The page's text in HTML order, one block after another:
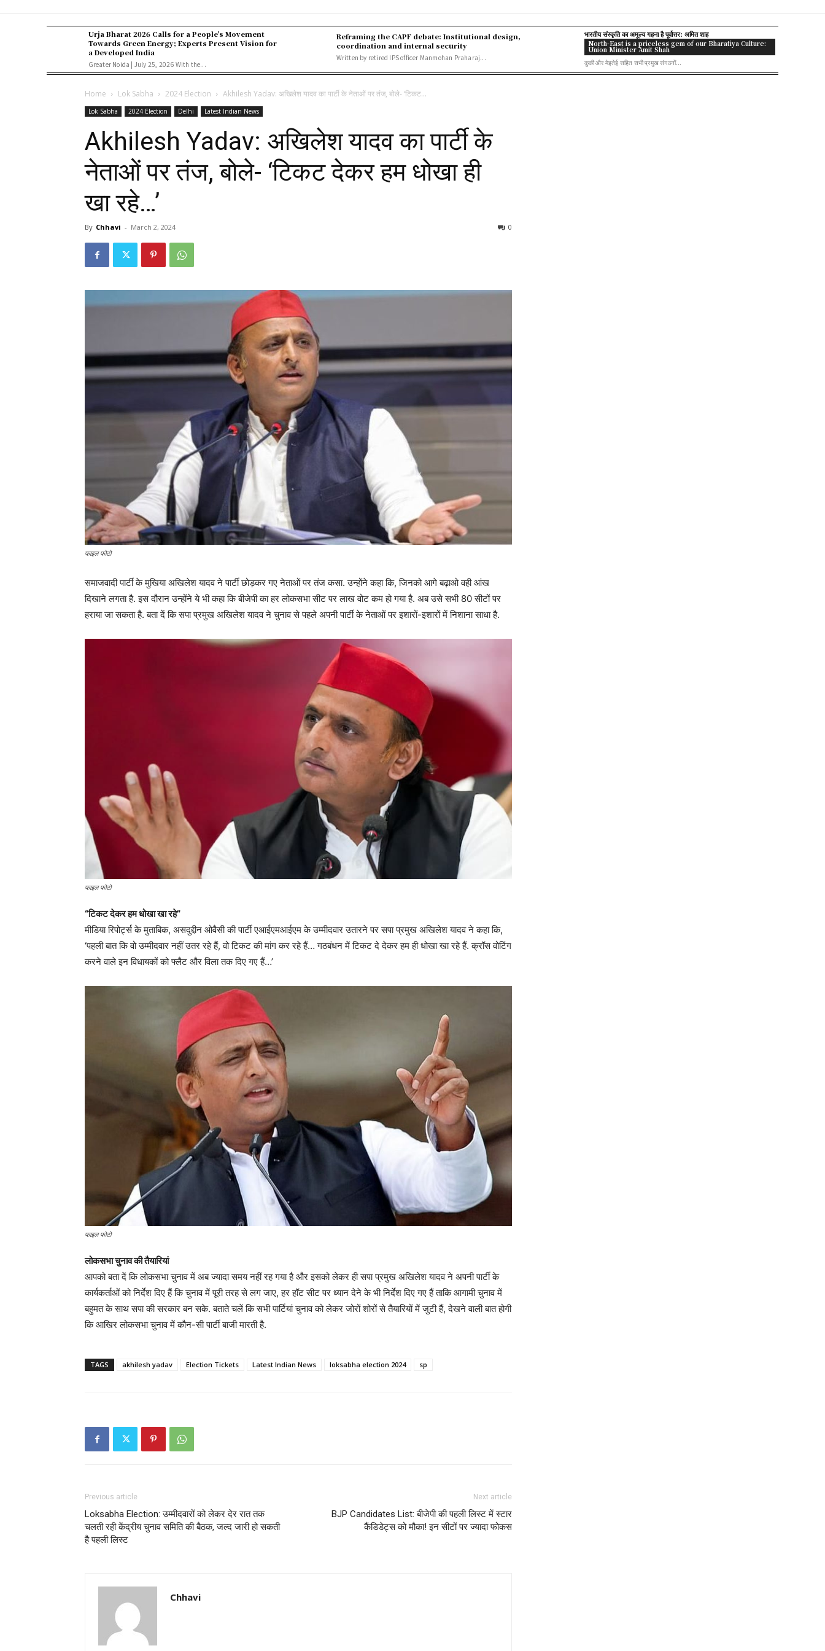
Urja Bharat 2026 Calls for a People’s Movement
Towards Green Energy; Experts Present Vision for
a Developed India
Greater Noida | July 25, 2026 With the...
Reframing the CAPF debate: Institutional design,
coordination and internal security
Written by retired IPS officer Manmohan Praharaj...
भारतीय संस्कृति का अमूल्य गहना है पूर्वोत्तर: अमित शाह
North-East is a priceless gem of our Bharatiya Culture:
Union Minister Amit Shah
कुकी और मेइतेई सहित सभी प्रमुख संगठनों...
Home Lok Sabha 2024 Election Akhilesh Yadav: अखिलेश यादव का पार्टी के नेताओं पर तंज, बोले- ‘टिकट...
Lok Sabha 2024 Election Delhi Latest Indian News
Akhilesh Yadav: अखिलेश यादव का पार्टी के
नेताओं पर तंज, बोले- ‘टिकट देकर हम धोखा ही
खा रहे…’
By Chhavi - March 2, 2024 0
फाइल फोटो
समाजवादी पार्टी के मुखिया अखिलेश यादव ने पार्टी छोड़कर गए नेताओं पर तंज कसा. उन्होंने कहा कि, जिनको आगे बढ़ाओ वही आंख
दिखाने लगता है. इस दौरान उन्होंने ये भी कहा कि बीजेपी का हर लोकसभा सीट पर लाख वोट कम हो गया है. अब उसे सभी 80 सीटों पर
हराया जा सकता है. बता दें कि सपा प्रमुख अखिलेश यादव ने चुनाव से पहले अपनी पार्टी के नेताओं पर इशारों-इशारों में निशाना साधा है.
फाइल फोटो
“टिकट देकर हम धोखा खा रहे”
मीडिया रिपोर्ट्स के मुताबिक, असदुद्दीन ओवैसी की पार्टी एआईएमआईएम के उम्मीदवार उतारने पर सपा प्रमुख अखिलेश यादव ने कहा कि,
‘पहली बात कि वो उम्मीदवार नहीं उतर रहे हैं, वो टिकट की मांग कर रहे हैं… गठबंधन में टिकट दे देकर हम ही धोखा खा रहे हैं. क्रॉस वोटिंग
करने वाले इन विधायकों को फ्लैट और विला तक दिए गए हैं…’
फाइल फोटो
लोकसभा चुनाव की तैयारियां
आपको बता दें कि लोकसभा चुनाव में अब ज्यादा समय नहीं रह गया है और इसको लेकर ही सपा प्रमुख अखिलेश यादव ने अपनी पार्टी के
कार्यकर्ताओं को निर्देश दिए हैं कि चुनाव में पूरी तरह से लग जाए, हर हॉट सीट पर ध्यान देने के भी निर्देश दिए गए हैं ताकि आगामी चुनाव में
बहुमत के साथ सपा की सरकार बन सके. बताते चलें कि सभी पार्टियां चुनाव को लेकर जोरों शोरों से तैयारियों में जुटी हैं, देखने वाली बात होगी
कि आखिर लोकसभा चुनाव में कौन-सी पार्टी बाजी मारती है.
TAGS akhilesh yadav Election Tickets Latest Indian News loksabha election 2024 sp
Previous article
Loksabha Election: उम्मीदवारों को लेकर देर रात तक
चलती रही केंद्रीय चुनाव समिति की बैठक, जल्द जारी हो सकती
है पहली लिस्ट
Next article
BJP Candidates List: बीजेपी की पहली लिस्ट में स्टार
कैंडिडेट्स को मौका! इन सीटों पर ज्यादा फोकस
Chhavi